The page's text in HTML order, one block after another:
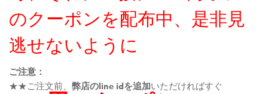
のクーポンを配布中、是非見
逃せないように
ご注意：
★★ご注文前、 弊店のline idを追加いただければすぐ